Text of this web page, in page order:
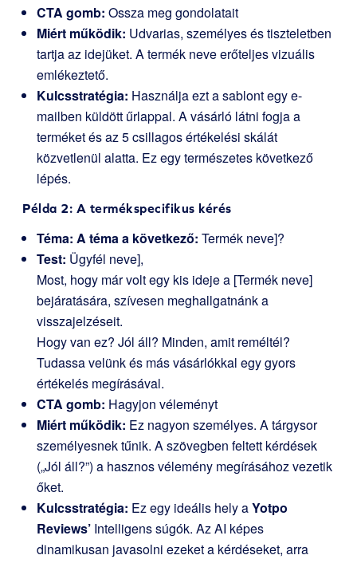
CTA gomb: Ossza meg gondolatait
Miért működik: Udvarias, személyes és tiszteletben
tartja az idejüket. A termék neve erőteljes vizuális
emlékeztető.
Kulcsstratégia: Használja ezt a sablont egy e-
mailben küldött űrlappal. A vásárló látni fogja a
terméket és az 5 csillagos értékelési skálát
közvetlenül alatta. Ez egy természetes következő
lépés.
Példa 2: A termékspecifikus kérés
Téma: A téma a következő: Termék neve]?
Test: Ügyfél neve],
Most, hogy már volt egy kis ideje a [Termék neve]
bejáratására, szívesen meghallgatnánk a
visszajelzéseit.
Hogy van ez? Jól áll? Minden, amit reméltél?
Tudassa velünk és más vásárlókkal egy gyors
értékelés megírásával.
CTA gomb: Hagyjon véleményt
Miért működik: Ez nagyon személyes. A tárgysor
személyesnek tűnik. A szövegben feltett kérdések
(„Jól áll?”) a hasznos vélemény megírásához vezetik
őket.
Kulcsstratégia: Ez egy ideális hely aYotpo
Reviews’ Intelligens súgók. Az AI képes
dinamikusan javasolni ezeket a kérdéseket, arra